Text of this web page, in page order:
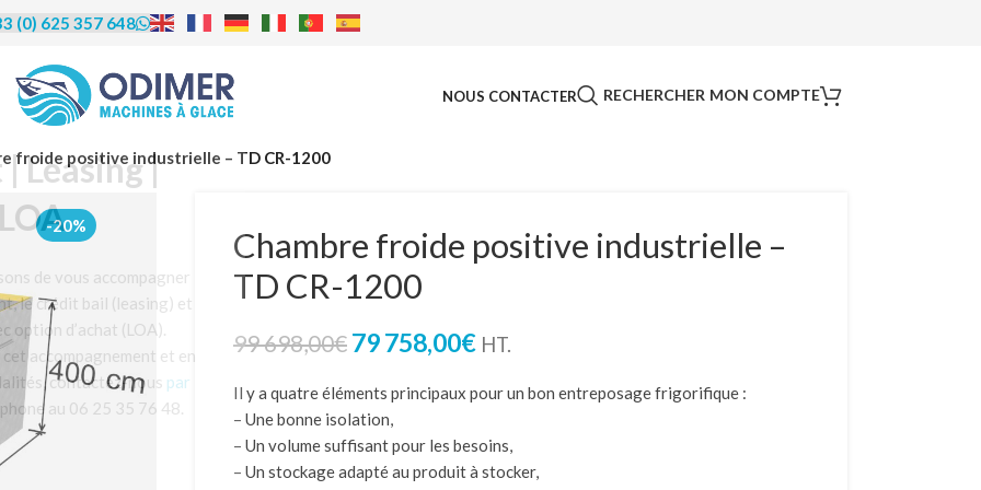
| Leasing |
LOA
proposons de vous accompagner
le crédit bail (leasing) et
avec option d’achat (LOA).
de cet accompagnement et en
les modalités, contactez-nous
par téléphone au 06 25 35 76 48.
(0) 625 357 648
NOUS CONTACTER RECHERCHER MON COMPTE
froide positive industrielle – TD CR-1200
-20%
Chambre froide positive industrielle –
TD CR-1200
99 698,00€ 79 758,00€ HT.
Il y a quatre éléments principaux pour un bon entreposage frigorifique :
– Une bonne isolation,
– Un volume suffisant pour les besoins,
– Un stockage adapté au produit à stocker,